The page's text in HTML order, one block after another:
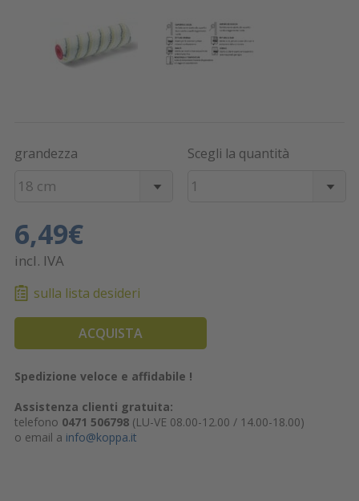
grandezza
18 cm
Scegli la quantità
1
6,49€
incl. IVA
sulla lista desideri
ACQUISTA
Spedizione veloce e affidabile !
Assistenza clienti gratuita:
telefono 0471 506798(LU-VE 08.00-12.00 / 14.00-18.00)
o email a info@koppa.it